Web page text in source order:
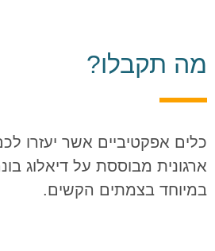
מה תקבלו?
כלים אפקטיביים אשר יעזרו
ארגונית מבוססת על דיאלוג
במיוחד בצמתים הקשים.